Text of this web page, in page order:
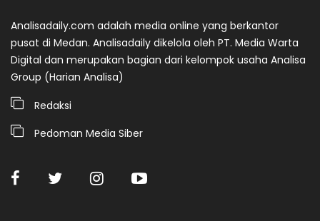
Analisadaily.com adalah media online yang berkantor
pusat di Medan. Analisadaily dikelola oleh PT. Media Warta
Digital dan merupakan bagian dari kelompok usaha Analisa
Group (Harian Analisa)
Redaksi
Pedoman Media Siber